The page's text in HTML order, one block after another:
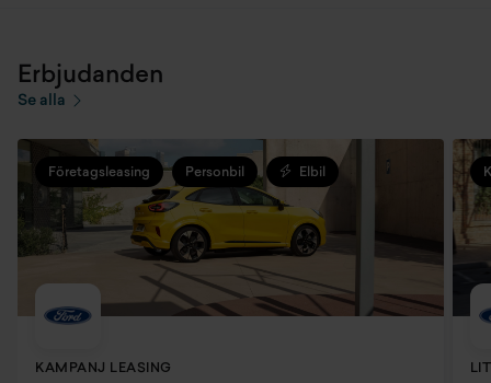
Erbjudanden
Se alla
Företagsleasing Personbil Elbil
KAMPANJ LEASING